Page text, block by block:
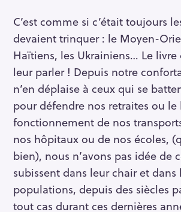
C’est comme si c’était toujours
devaient trinquer : le Moyen-
Haïtiens, les Ukrainiens… Le livre
leur parler ! Depuis notre
n’en déplaise à ceux qui se
pour défendre nos retraites ou le
fonctionnement de nos
nos hôpitaux ou de nos écoles,
bien), nous n’avons pas idée de
subissent dans leur chair et dans
populations, depuis des siècles
tout cas durant ces dernières